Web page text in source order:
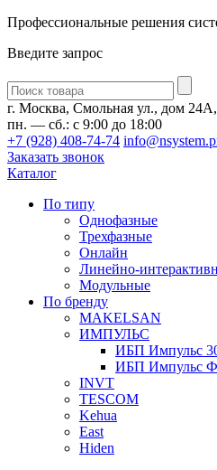
Профессиональные решения
Введите запрос
Введите
запрос
г. Москва, Смольная ул., дом
пн. — сб.: с 9:00 до 18:00
+7 (928) 408-74-74
Заказать звонок
Каталог
По типу
Однофазные
Трехфазные
Онлайн
Линейно-
Модульные
По бренду
MAKELSAN
ИМПУЛЬС
ИБП Импульс
ИБП Импульс
INVT
TESCOM
Kehua
East
Hiden